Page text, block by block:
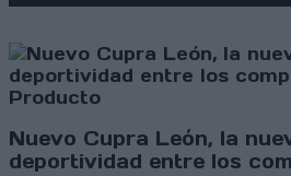
Producto
Nuevo Cupra León, la
deportividad entre los